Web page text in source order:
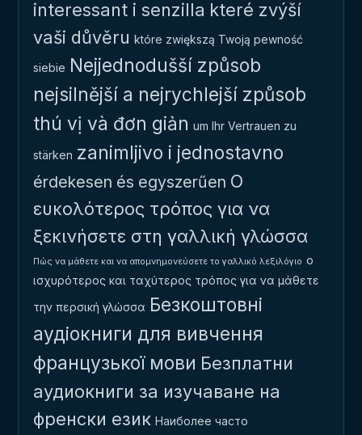
interessant i senzilla které zvýší
vaši důvěru które zwiększą Twoją pewność
siebie Nejjednodušší způsob
nejsilnější a nejrychlejší způsob
thú vị và đơn giản um Ihr Vertrauen zu
stärken zanimljivo i jednostavno
érdekesen és egyszerűen Ο
ευκολότερος τρόπος για να
ξεκινήσετε στη γαλλική γλώσσα
Πώς να μάθετε και να απομνημονεύσετε το γαλλικό λεξιλόγιο ο
ισχυρότερος και ταχύτερος τρόπος για να μάθετε
την περσική γλώσσα Безкоштовні
аудіокниги для вивчення
французької мови Безплатни
аудиокниги за изучаване на
френски език Наиболее часто